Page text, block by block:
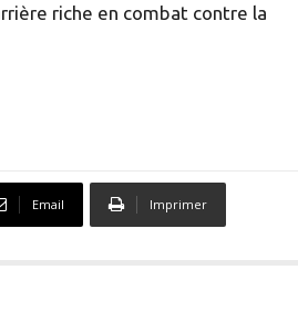
riche en combat contre la
Email Imprimer